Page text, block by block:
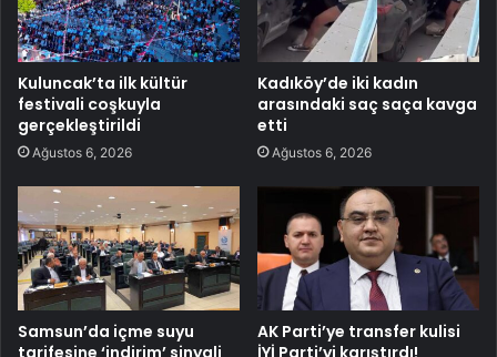
Kuluncak’ta ilk kültür
festivali coşkuyla
gerçekleştirildi
Ağustos 6, 2026
Kadıköy’de iki kadın
arasındaki saç saça kavga
etti
Ağustos 6, 2026
Samsun’da içme suyu
AK Parti’ye transfer kulisi